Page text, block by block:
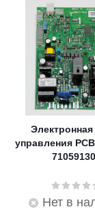
Электронная
управления
Нет в